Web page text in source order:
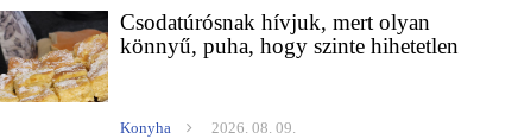
Csodatúrósnak hívjuk, mert olyan
könnyű, puha, hogy szinte hihetetlen
Konyha 2026. 08. 09.